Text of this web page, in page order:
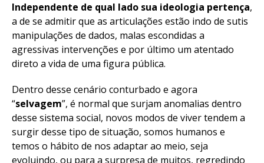
Independente de qual lado sua ideologia pertença,
a de se admitir que as articulações estão indo de sutis
manipulações de dados, malas escondidas a
agressivas intervenções e por último um atentado
direto a vida de uma figura pública.
Dentro desse cenário conturbado e agora
“selvagem”, é normal que surjam anomalias dentro
desse sistema social, novos modos de viver tendem a
surgir desse tipo de situação, somos humanos e
temos o hábito de nos adaptar ao meio, seja
evoluindo, ou para a surpresa de muitos, regredindo